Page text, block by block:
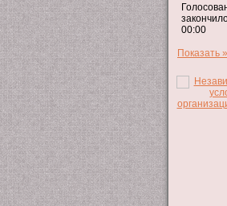
00:00
Показать »